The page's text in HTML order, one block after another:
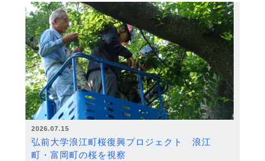
2026.07.15
弘前大学浪江町桜復興プロジェクト 浪江
町・富岡町の桜を視察